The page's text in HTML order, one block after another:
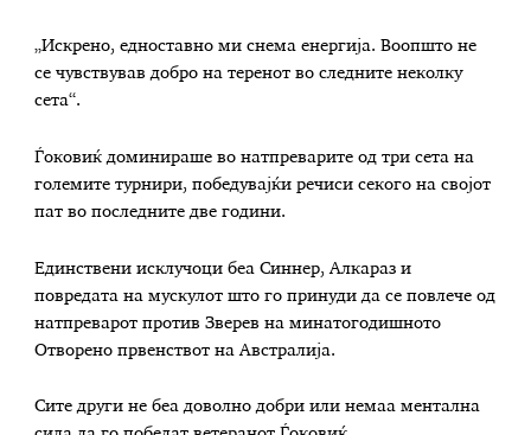
„Искрено, едноставно ми снема енергија. Воопшто не
се чувствував добро на теренот во следните неколку
сета“.
Ѓоковиќ доминираше во натпреварите од три сета на
големите турнири, победувајќи речиси секого на својот
пат во последните две години.
Единствени исклучоци беа Синнер, Алкараз и
повредата на мускулот што го принуди да се повлече од
натпреварот против Зверев на минатогодишното
Отворено првенствот на Австралија.
Сите други не беа доволно добри или немаа ментална